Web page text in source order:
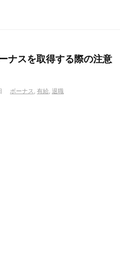
ナスを取得する際の注意
ボーナス, 有給, 退職